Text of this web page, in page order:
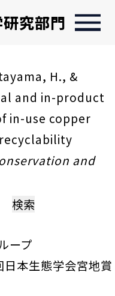
究部門
H., &
and in-product
in-use copper
and
ープ
本生態学会宮地賞